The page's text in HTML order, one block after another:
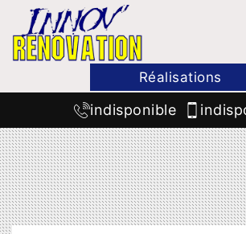
Réalisations
indisponible